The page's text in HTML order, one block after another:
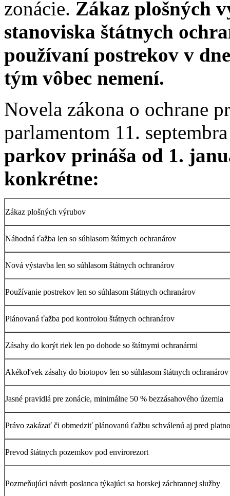
zonácie. Zákaz plošných
stanoviska štátnych
používaní postrekov v
tým vôbec nemení.
Novela zákona o ochrane
parlamentom 11.
parkov prináša od 1.
konkrétne:
Zákaz plošných výrubov
Náhodná ťažba len so súhlasom štátnych ochranárov
Nová výstavba len so súhlasom štátnych ochranárov
Používanie postrekov len so súhlasom štátnych ochranárov
Plánovaná ťažba pod kontrolou štátnych ochranárov
Zásahy do korýt riek len po dohode so štátnymi ochranármi
Akékoľvek zásahy do biotopov len so súhlasom štátnych ochranárov
Jasné pravidlá pre zonácie, minimálne 50 % bezzásahového územia
Právo zakázať či obmedziť plánovanú ťažbu schválenú aj pred
Prevod štátnych pozemkov pod envirorezort
Pozmeňujúci návrh poslanca týkajúci sa horskej záchrannej služby